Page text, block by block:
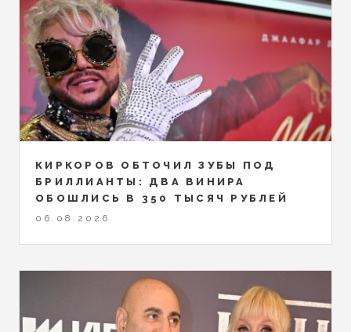
КИРКОРОВ ОБТОЧИЛ ЗУБЫ ПОД
БРИЛЛИАНТЫ: ДВА ВИНИРА
ОБОШЛИСЬ В 350 ТЫСЯЧ РУБЛЕЙ
06.08.2026